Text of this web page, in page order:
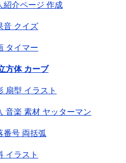
紹介ページ 作成
音 クイズ
タイマー
方体 カーブ
扇型 イラスト
音楽 素材 ヤッターマン
番号 両括弧
イラスト